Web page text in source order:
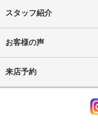
スタッフ紹介
お客様の声
来店予約